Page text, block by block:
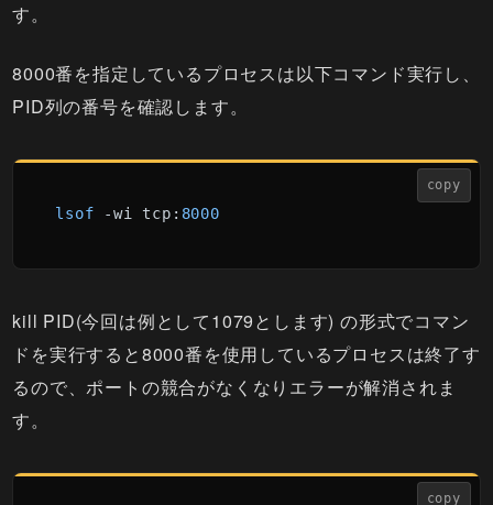
す。
8000番を指定しているプロセスは以下コマンド実行し、
PID列の番号を確認します。
copy
lsof -wi tcp: 8000
kill PID(今回は例として1079とします) の形式でコマン
ドを実行すると8000番を使用しているプロセスは終了す
るので、ポートの競合がなくなりエラーが解消されま
す。
copy